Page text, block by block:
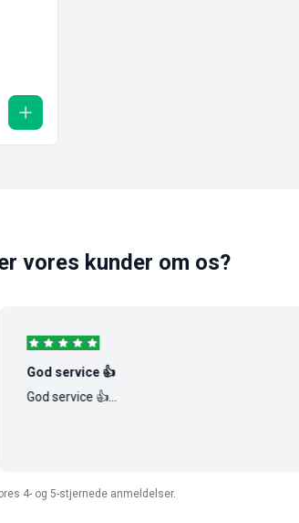
vores kunder om os?
God service 👍
God service 👍...
4- og 5-stjernede anmeldelser.